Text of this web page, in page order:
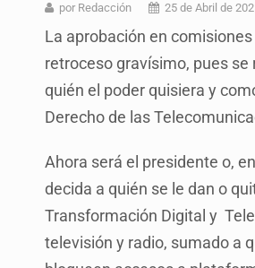
por Redacción 25 de Abril de
La aprobación en
retroceso gravísimo, pues se
quién el poder quisiera y
Derecho de las
Ahora será el presidente o,
decida a quién se le dan o
Transformación Digital y
televisión y radio, sumado a